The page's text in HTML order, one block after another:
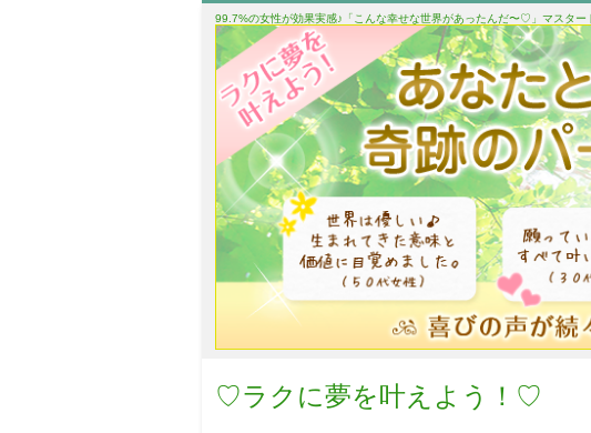
99.7%の女性が効果実感♪「こんな幸せな世界があったんだ〜♡」マスタ
♡ラクに夢を叶えよう！♡